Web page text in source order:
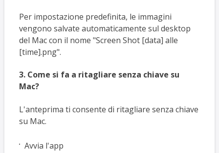
Per impostazione predefinita, le immagini
vengono salvate automaticamente sul desktop
del Mac con il nome "Screen Shot [data] alle
[time].png".
3. Come si fa a ritagliare senza chiave su
Mac?
L'anteprima ti consente di ritagliare senza chiave
su Mac.
Avvia l'app